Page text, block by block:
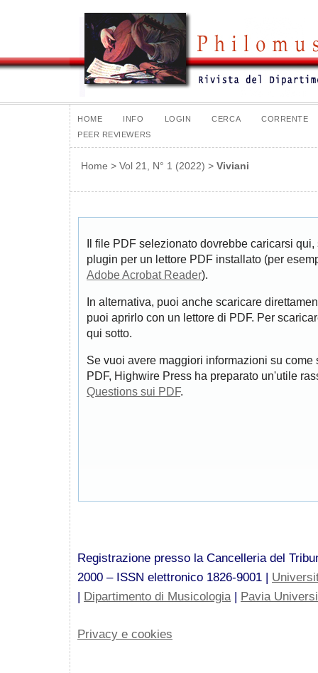
HOME INFO LOGIN CERCA
CORRENTE
PEER REVIEWERS
Home > Vol 21, N° 1 (2022) > Viviani
Il file PDF selezionato dovrebbe caricarsi
plugin per un lettore PDF installato (per
Adobe Acrobat Reader).
In alternativa, puoi anche scaricare
puoi aprirlo con un lettore di PDF. Per
qui sotto.
Se vuoi avere maggiori informazioni su
PDF, Highwire Press ha preparato un'utile
Questions sui PDF.
Registrazione presso la Cancelleria del
2000 – ISSN elettronico 1826-9001 |
| Dipartimento di Musicologia | Pavia
Privacy e cookies